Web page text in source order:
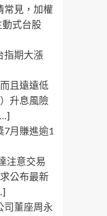
常見，加權
式台股
期大漲
且遠遠低
升息風險
月賺進逾1
注意交易
公布最新
董座周永